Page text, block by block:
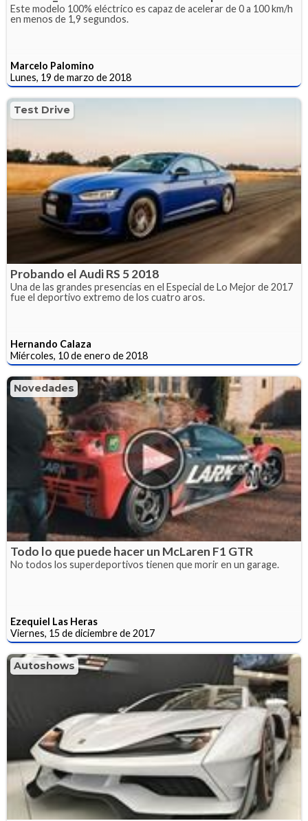
Este modelo 100% eléctrico es capaz de acelerar de 0 a 100 km/h
en menos de 1,9 segundos.
Marcelo Palomino
Lunes, 19 de marzo de 2018
Test Drive
Probando el Audi RS 5 2018
Una de las grandes presencias en el Especial de Lo Mejor de 2017
fue el deportivo extremo de los cuatro aros.
Hernando Calaza
Miércoles, 10 de enero de 2018
Novedades
Todo lo que puede hacer un McLaren F1 GTR
No todos los superdeportivos tienen que morir en un garage.
Ezequiel Las Heras
Viernes, 15 de diciembre de 2017
Autoshows